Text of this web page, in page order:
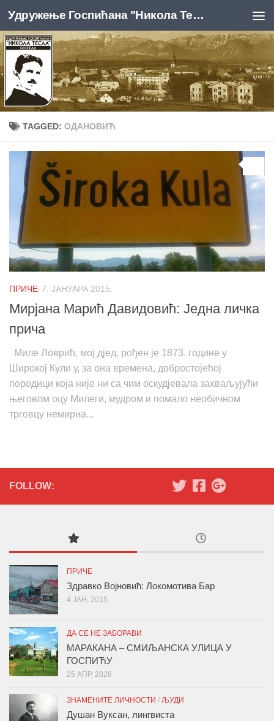
Skip to content Удружење Госпићана "Никола Тесла", Београд
TAGGED: ОДАНОВИЋ
ПРИЧЕ 7. ЈАНУАРА 2015.
Мирјана Марић Давидовић: Једна личка
прича
Миле Ловрић, мој дјед, рођен је 1873. године у
Широкој Кули у, за она времена, добростојећој
породици која није ни са чим оскудјевала захваљујући
његовом оцу Милеги, мудром и помало необичном
трговцу немирна...
FOLLOW:
ПРИЧЕ
Здравко Војновић: Локомотива Бар
4 ЈАН, 2015
ДА СЕ НЕ ЗАБОРАВИ
МАРАКАНА – СМИЉАНСКА УЛИЦА У
ГОСПИЋУ
25 АПР, 2026
ЗНАМЕНИТЕ ЛИЧНОСТИ / ЉУДИ
Душан Вуксан, лингвиста